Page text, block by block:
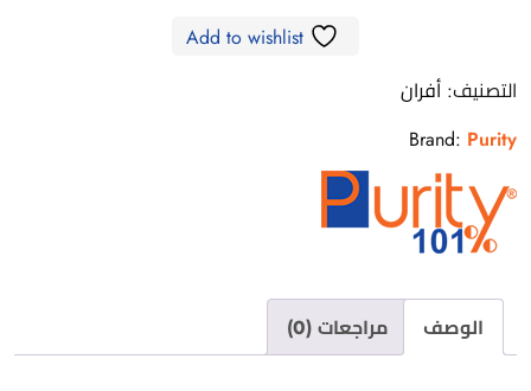
Electric
in
Oven
60
cm
Add to wishlist
التصنيف: أفران
Brand: Purity
الوصف مراجعات (0)